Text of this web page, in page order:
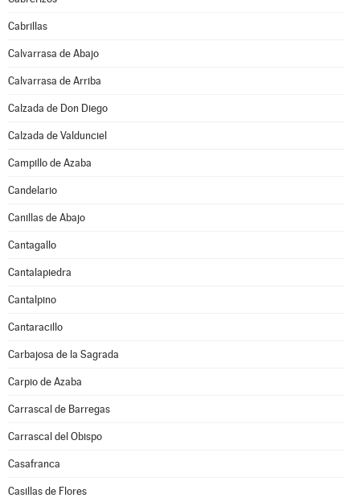
Cabrillas
Calvarrasa de Abajo
Calvarrasa de Arriba
Calzada de Don Diego
Calzada de Valdunciel
Campillo de Azaba
Candelario
Canillas de Abajo
Cantagallo
Cantalapiedra
Cantalpino
Cantaracillo
Carbajosa de la Sagrada
Carpio de Azaba
Carrascal de Barregas
Carrascal del Obispo
Casafranca
Casillas de Flores